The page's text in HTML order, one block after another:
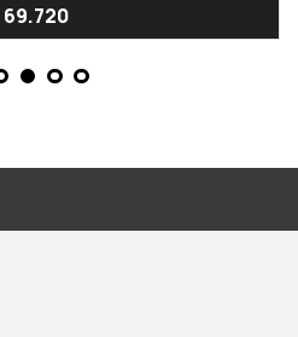
€ 68.500